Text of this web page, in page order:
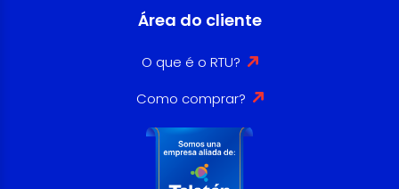
Área do cliente
O que é o RTU?
Como comprar?